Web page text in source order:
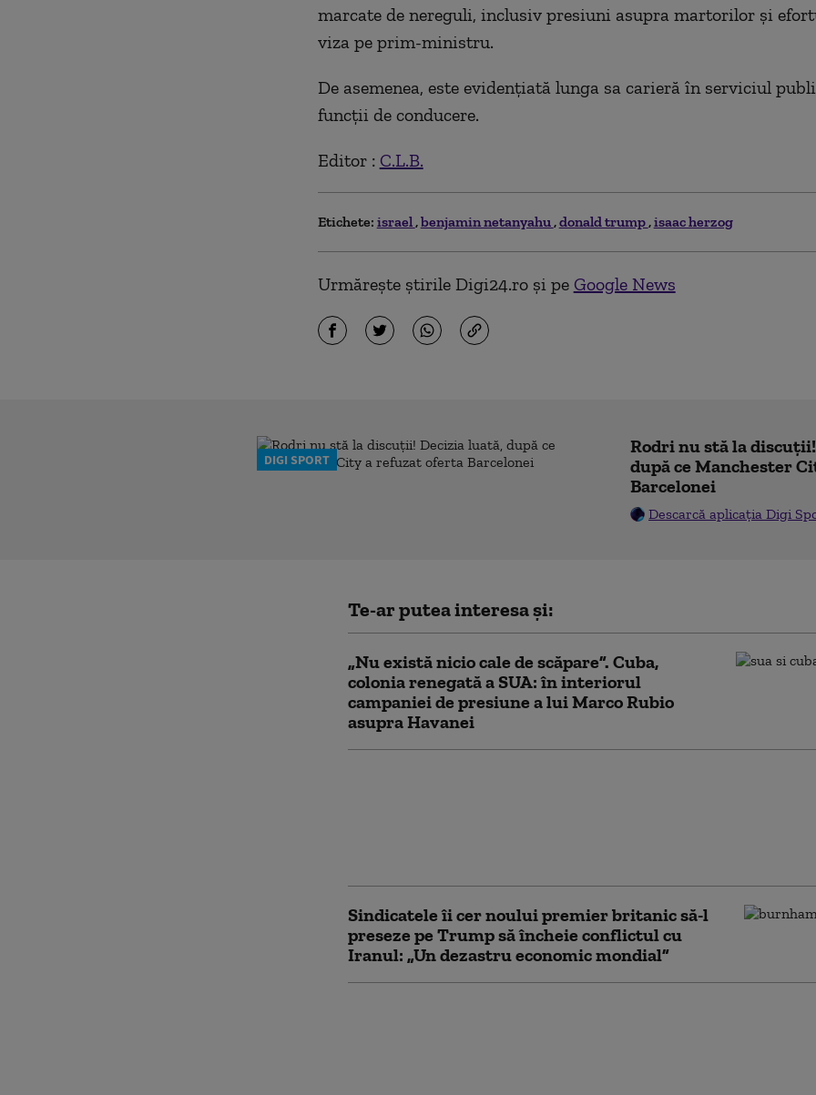
marcate de nereguli, inclusiv presiuni asupra martorilor și
viza pe prim-ministru.
De asemenea, este evidențiată lunga sa carieră în serviciul
funcții de conducere.
Editor : C.L.B.
Etichete: israel benjamin netanyahu donald trump isaac herzog
Urmărește știrile Digi24.ro și pe Google News
DIGI SPORT
Rodri nu stă la
după ce Manchester
Barcelonei
Descarcă aplicația Digi
Te-ar putea interesa și:
„Nu există nicio cale de scăpare”. Cuba,
colonia renegată a SUA: în interiorul
campaniei de presiune a lui Marco Rubio
asupra Havanei
Sindicatele îi cer noului premier britanic să-l
preseze pe Trump să încheie conflictul cu
Iranul: „Un dezastru economic mondial”